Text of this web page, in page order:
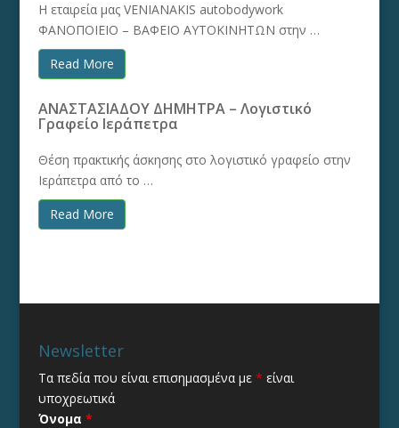
Η εταιρεία μας VENIANAKIS autobodywork
ΦΑΝΟΠΟΙΕΙΟ – ΒΑΦΕΙΟ ΑΥΤΟΚΙΝΗΤΩΝ στην …
Read More
ΑΝΑΣΤΑΣΙΑΔΟΥ ΔΗΜΗΤΡΑ – Λογιστικό
Γραφείο Ιεράπετρα
Θέση πρακτικής άσκησης στο λογιστικό γραφείο στην
Ιεράπετρα από το …
Read More
Newsletter
Τα πεδία που είναι επισημασμένα με * είναι
υποχρεωτικά
Όνομα *